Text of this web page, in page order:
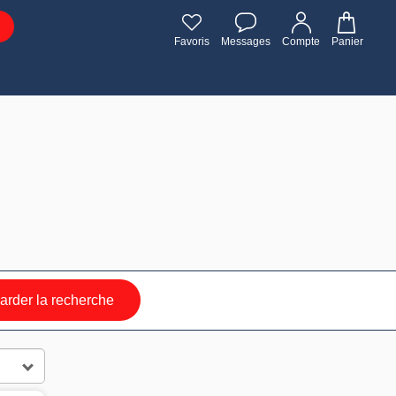
Favoris Messages Compte Panier
la recherche